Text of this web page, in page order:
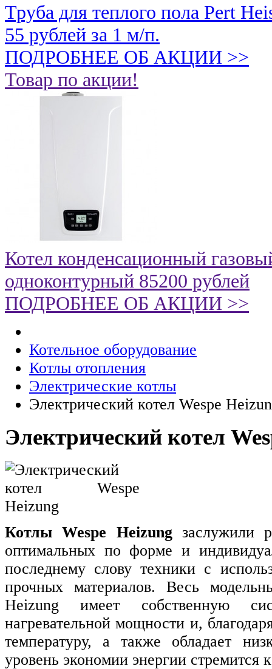
Труба для теплого пола Pert
55 рублей за 1 м/п.
ПОДРОБНЕЕ ОБ АКЦИИ >>
Товар по акции!
Котел конденсационный
одноконтурный 85200 рублей
ПОДРОБНЕЕ ОБ АКЦИИ >>
Котельное оборудование
Котлы отопления
Электрические котлы
Электрический котел Wespe
Электрический котел
Котлы Wespe Heizung заслужили
оптимальных по форме и
последнему слову техники с
прочных материалов. Весь
Heizung имеет собственную
нагревательной мощности и,
температуру, а также обладает
уровень экономии энергии стремится